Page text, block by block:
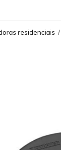
residenciais /